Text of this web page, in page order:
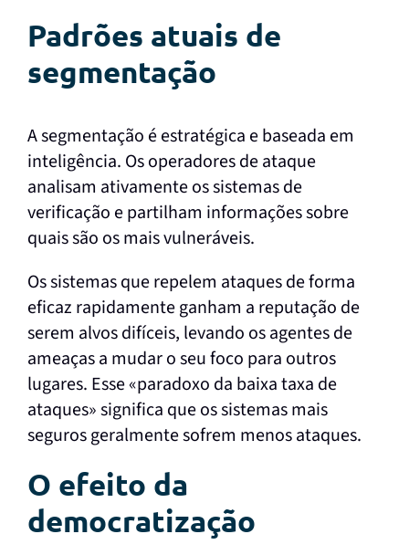
Padrões atuais de
segmentação
A segmentação é estratégica e baseada em
inteligência. Os operadores de ataque
analisam ativamente os sistemas de
verificação e partilham informações sobre
quais são os mais vulneráveis.
Os sistemas que repelem ataques de forma
eficaz rapidamente ganham a reputação de
serem alvos difíceis, levando os agentes de
ameaças a mudar o seu foco para outros
lugares. Esse «paradoxo da baixa taxa de
ataques» significa que os sistemas mais
seguros geralmente sofrem menos ataques.
O efeito da
democratização